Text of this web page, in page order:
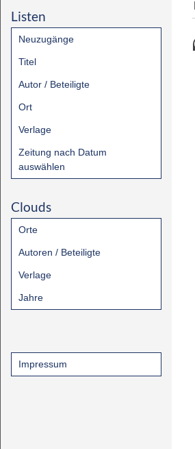
Listen
Neuzugänge
Titel
Autor / Beteiligte
Ort
Verlage
Zeitung nach Datum
auswählen
Clouds
Orte
Autoren / Beteiligte
Verlage
Jahre
Impressum